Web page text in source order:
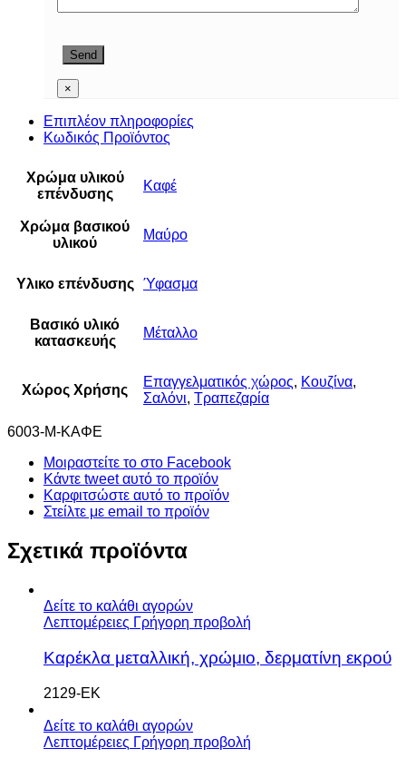
×
Επιπλέον πληροφορίες
Κωδικός Προϊόντος
Χρώμα υλικού
επένδυσης
Καφέ
Χρώμα βασικού
υλικού
Μαύρο
Υλικο επένδυσης Ύφασμα
Βασικό υλικό
κατασκευής
Μέταλλο
Χώρος Χρήσης
Επαγγελματικός χώρος, Κουζίνα,
Σαλόνι, Τραπεζαρία
6003-Μ-ΚΑΦΕ
Μοιραστείτε το στο Facebook
Κάντε tweet αυτό το προϊόν
Καρφιτσώστε αυτό το προϊόν
Στείλτε με email το προϊόν
Σχετικά προϊόντα
Δείτε το καλάθι αγορών
Λεπτομέρειες Γρήγορη προβολή
Καρέκλα μεταλλική, χρώμιο, δερματίνη εκρού
2129-ΕΚ
Δείτε το καλάθι αγορών
Λεπτομέρειες Γρήγορη προβολή